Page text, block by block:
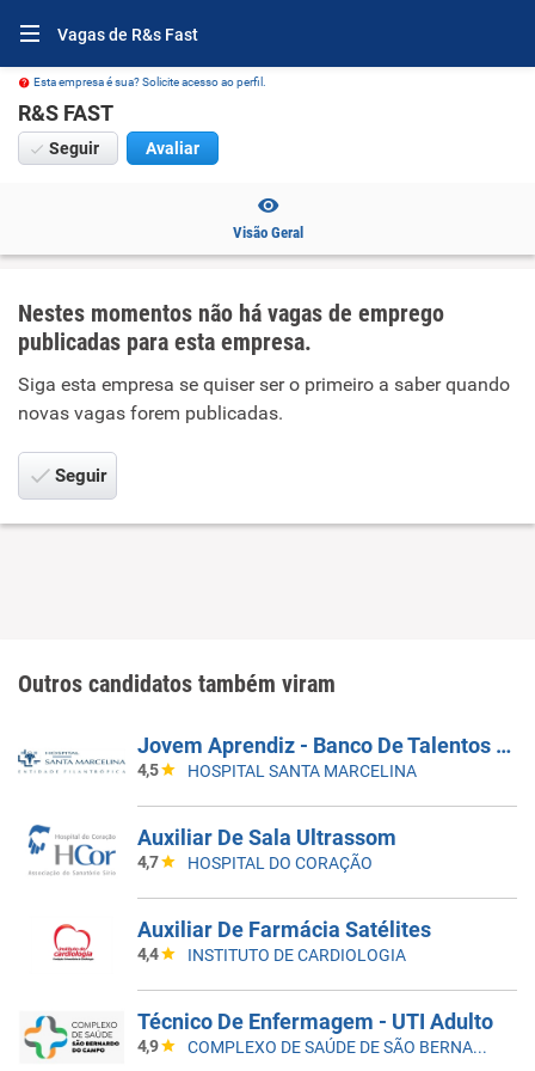
Vagas de R&s Fast
Esta empresa é sua? Solicite acesso ao perfil.
R&S FAST
Seguir Avaliar
Visão Geral
Nestes momentos não há vagas de emprego
publicadas para esta empresa.
Siga esta empresa se quiser ser o primeiro a saber quando
novas vagas forem publicadas.
Seguir
Outros candidatos também viram
Jovem Aprendiz - Banco De Talentos Do Programa De Aprendizagem Santa Marcelina Saúde 2026
4,5 HOSPITAL SANTA MARCELINA
Auxiliar De Sala Ultrassom
4,7 HOSPITAL DO CORAÇÃO
Auxiliar De Farmácia Satélites
4,4 INSTITUTO DE CARDIOLOGIA
Técnico De Enfermagem - UTI Adulto
4,9 COMPLEXO DE SAÚDE DE SÃO BERNARDO DO CAMPO